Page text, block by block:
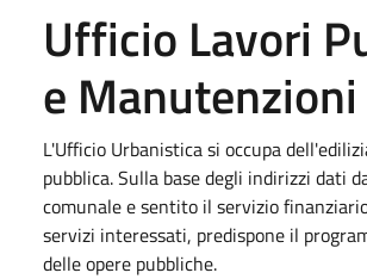
Ufficio Lavori
e Manutenzioni
L'Ufficio Urbanistica si occupa
pubblica. Sulla base degli indirizzi dati
comunale e sentito il servizio
servizi interessati, predispone il
delle opere pubbliche.